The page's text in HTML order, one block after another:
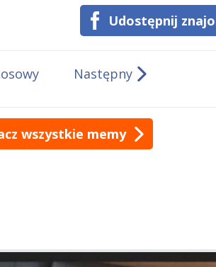
Udostępnij
Następny
wszystkie memy